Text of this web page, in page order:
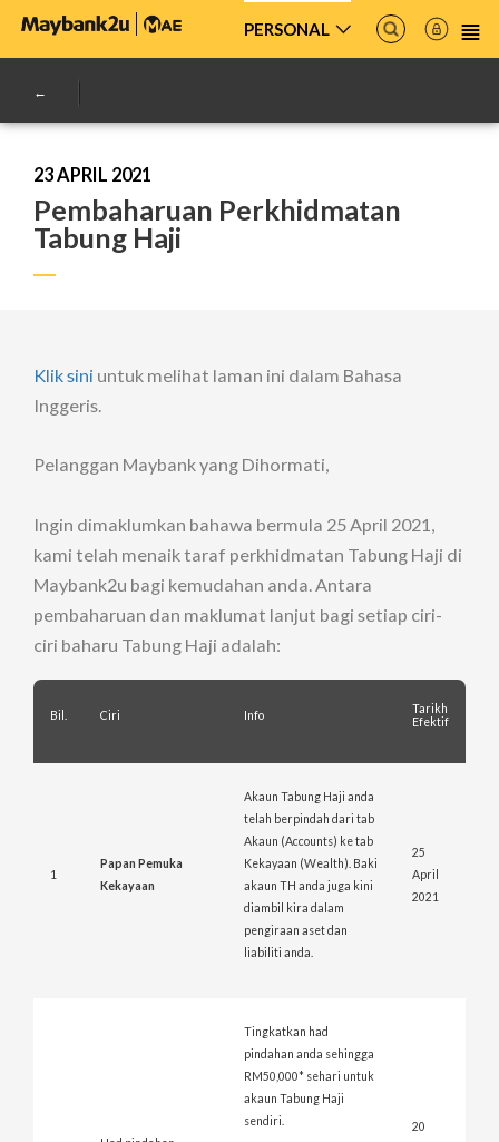
PERSONAL
23 APRIL 2021
Pembaharuan Perkhidmatan
Tabung Haji
Klik sini untuk melihat laman ini dalam Bahasa
Inggeris.
Pelanggan Maybank yang Dihormati,
Ingin dimaklumkan bahawa bermula 25 April 2021,
kami telah menaik taraf perkhidmatan Tabung Haji di
Maybank2u bagi kemudahan anda. Antara
pembaharuan dan maklumat lanjut bagi setiap ciri-
ciri baharu Tabung Haji adalah:
Bil. Ciri Info
Tarikh
Efektif
1
Papan Pemuka
Kekayaan
Akaun Tabung Haji anda
telah berpindah dari tab
Akaun (Accounts) ke tab
Kekayaan (Wealth). Baki
akaun TH anda juga kini
diambil kira dalam
pengiraan aset dan
liabiliti anda.
25
April
2021
Tingkatkan had
pindahan anda sehingga
RM50,000* sehari untuk
akaun Tabung Haji
sendiri.
20